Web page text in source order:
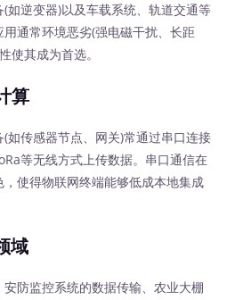
如逆变器)以及车载系统、轨道交通等
通常环境恶劣(强电磁干扰、长距
使其成为首选。
算
如传感器节点、网关)常通过串口连接
等无线方式上传数据。串口通信在
使得物联网终端能够低成本地集成
域
防监控系统的数据传输、农业大棚